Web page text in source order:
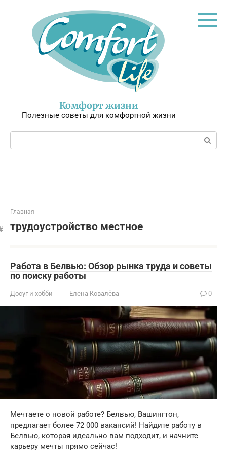
Комфорт жизни
Полезные советы для комфортной жизни
Поиск:
Главная
трудоустройство местное
Работа в Белвью: Обзор рынка труда и советы
по поиску работы
Досуг и хобби Елена Ковалёва 0
Мечтаете о новой работе? Белвью, Вашингтон,
предлагает более 72 000 вакансий! Найдите работу в
Белвью, которая идеально вам подходит, и начните
карьеру мечты прямо сейчас!